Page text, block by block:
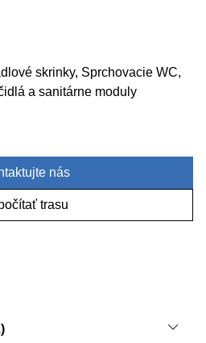
skrinky, Sprchovacie WC,
a sanitárne moduly
nás
trasu